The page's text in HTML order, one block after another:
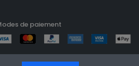
de paiement